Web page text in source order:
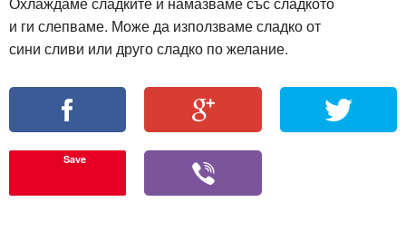
и ги слепваме. Може да използваме сладко от
сини сливи или друго сладко по желание.
Save